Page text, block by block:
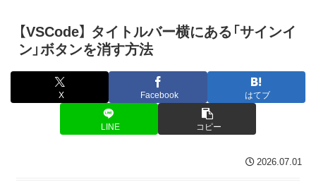
【VSCode】 タイトルバー横にある「サインイ
ン」ボタンを消す方法
X Facebook はてブ
LINE コピー
2026.07.01